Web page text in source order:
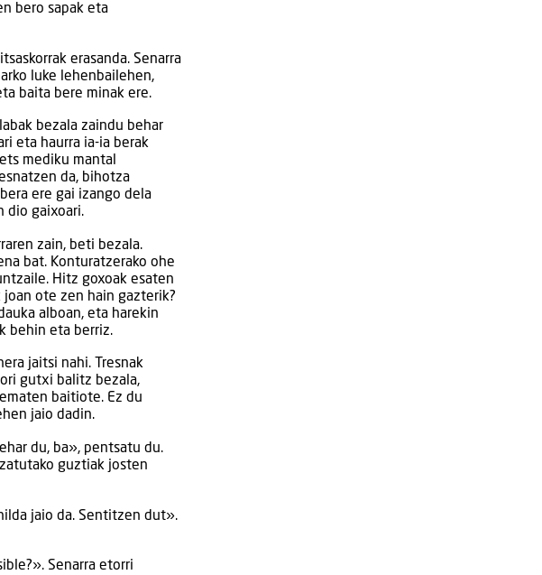
bero sapak eta
erasanda. Senarra
luke lehenbailehen,
baita bere minak ere.
bezala zaindu behar
eta haurra ia-ia berak
mediku mantal
da, bihotza
ere gai izango dela
dio gaixoari.
zain, beti bezala.
bat. Konturatzerako ohe
Hitz goxoak esaten
joan ote zen hain gazterik?
alboan, eta harekin
behin eta berriz.
jaitsi nahi. Tresnak
gutxi balitz bezala,
baitiote. Ez du
jaio dadin.
du, ba», pentsatu du.
guztiak josten
jaio da. Sentitzen dut».
Senarra etorri